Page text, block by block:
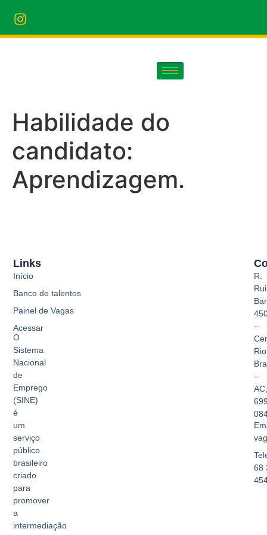
Habilidade do
candidato:
Aprendizagem.
O
Sistema
Nacional
de
Emprego
(SINE)
é
um
serviço
público
brasileiro
criado
para
promover
a
intermediação
Links
Início
Banco de talentos
Painel de Vagas
Acessar
R.
Rui
–
Rio
–
AC,
68